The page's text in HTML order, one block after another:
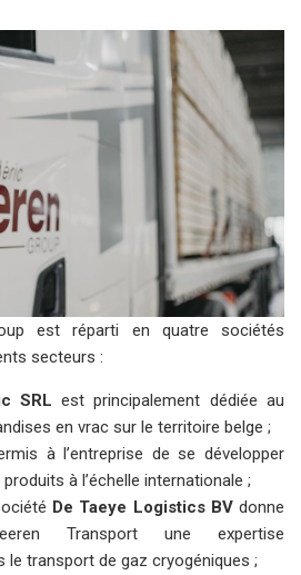
est réparti en quatre sociétés
secteurs :
SRL est principalement dédiée au
en vrac sur le territoire belge ;
à l’entreprise de se développer
à l’échelle internationale ;
De Taeye Logistics BVdonne
Transport une expertise
le transport de gaz cryogéniques ;